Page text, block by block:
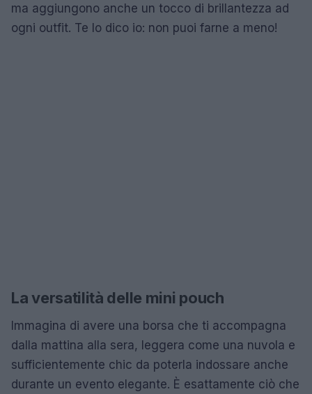
ma aggiungono anche un tocco di brillantezza ad
ogni outfit. Te lo dico io: non puoi farne a meno!
La versatilità delle mini pouch
Immagina di avere una borsa che ti accompagna
dalla mattina alla sera, leggera come una nuvola e
sufficientemente chic da poterla indossare anche
durante un evento elegante. È esattamente ciò che